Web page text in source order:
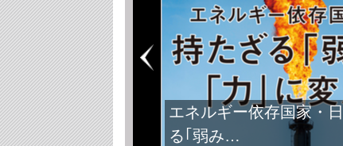
エネルギー依存国家・
る｢弱み…